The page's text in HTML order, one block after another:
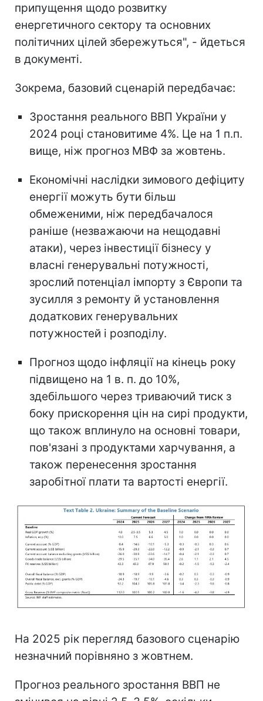
припущення щодо розвитку
енергетичного сектору та основних
політичних цілей збережуться", - йдеться
в документі.
Зокрема, базовий сценарій передбачає:
Зростання реального ВВП України у
2024 році становитиме 4%. Це на 1 п.п.
вище, ніж прогноз МВФ за жовтень.
Економічні наслідки зимового дефіциту
енергії можуть бути більш
обмеженими, ніж передбачалося
раніше (незважаючи на нещодавні
атаки), через інвестиції бізнесу у
власні генерувальні потужності,
зрослий потенціал імпорту з Європи та
зусилля з ремонту й установлення
додаткових генерувальних
потужностей і розподілу.
Прогноз щодо інфляції на кінець року
підвищено на 1 в. п. до 10%,
здебільшого через триваючий тиск з
боку прискорення цін на сирі продукти,
що також вплинуло на основні товари,
пов'язані з продуктами харчування, а
також перенесення зростання
заробітної плати та вартості енергії.
На 2025 рік перегляд базового сценарію
незначний порівняно з жовтнем.
Прогноз реального зростання ВВП не